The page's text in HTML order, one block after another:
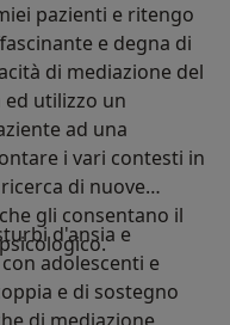
pazienti e ritengo
e degna di
di mediazione del
utilizzo un
ad una
i vari contesti in
di nuove
gli consentano il
d'ansia e
adolescenti e
e di sostegno